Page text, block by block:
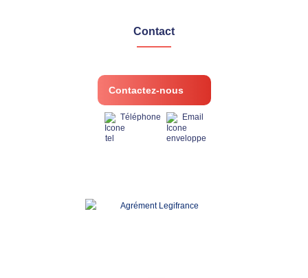
Contact
Contactez-nous
Téléphone Email